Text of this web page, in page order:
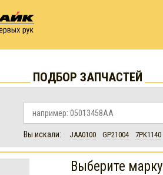
ПОДБОР ЗАПЧАСТЕЙ
Вы искали: JAA0100 GP21004 7PK1140
Выберите марку